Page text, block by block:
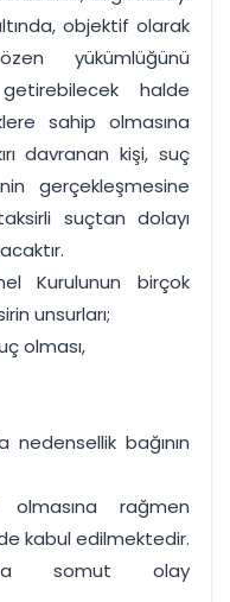
objektif olarak
yükümlüğünü
halde
sahip olmasına
davranan kişi, suç
gerçekleşmesine
suçtan dolayı
Kurulunun birçok
unsurları;
olması,
bağının
rağmen
kabul edilmektedir.
somut olay